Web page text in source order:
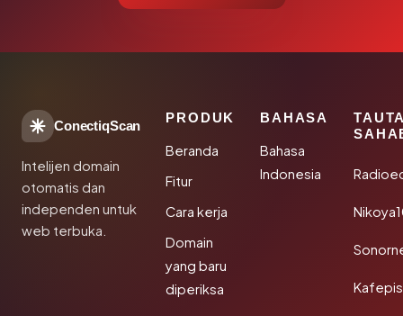
ConectiqScan
Intelijen domain
otomatis dan
independen untuk
web terbuka.
PRODUK
Beranda
Fitur
Cara kerja
Domain
yang baru
diperiksa
BAHASA
Bahasa
Indonesia